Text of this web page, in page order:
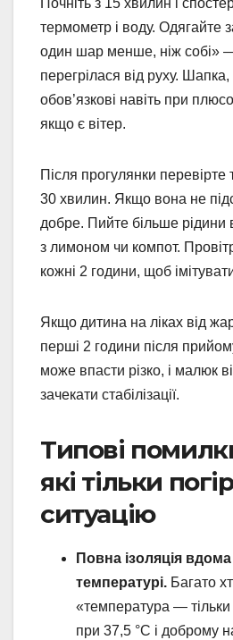
Почніть з 15 хвилин і
термометр і воду. Одягайте
один шар менше, ніж собі»
перегрілася від руху.
обов’язкові навіть при
якщо є вітер.
Після прогулянки
30 хвилин. Якщо вона не
добре. Пийте більше рідини
з лимоном чи компот.
кожні 2 години, щоб
Якщо дитина на ліках від
перші 2 години після
може впасти різко, і малюк
зачекати стабілізації.
Типові
які тільки
ситуацію
Повна ізоляція
температурі. Багато
«температура —
при 37,5 °C і доброму